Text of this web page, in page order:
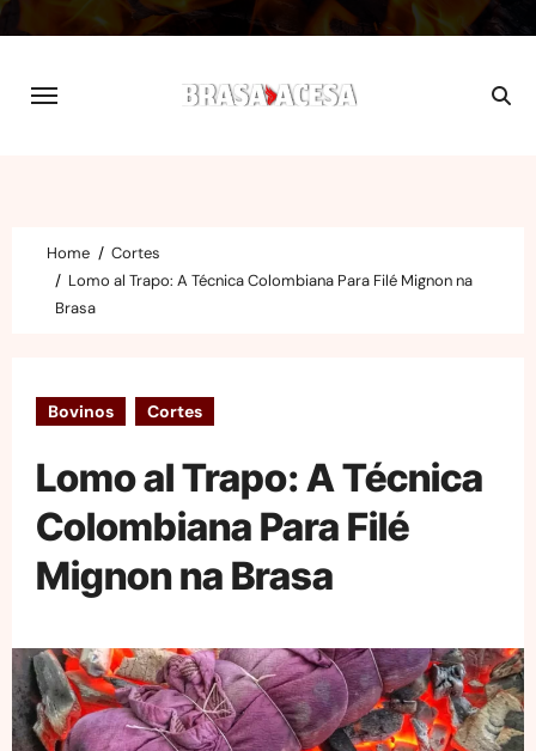
Skip
content
Home
Cortes
Lomo al Trapo: A Técnica Colombiana Para Filé Mignon na
Brasa
Bovinos Cortes
Lomo al Trapo: A Técnica
Colombiana Para Filé
Mignon na Brasa